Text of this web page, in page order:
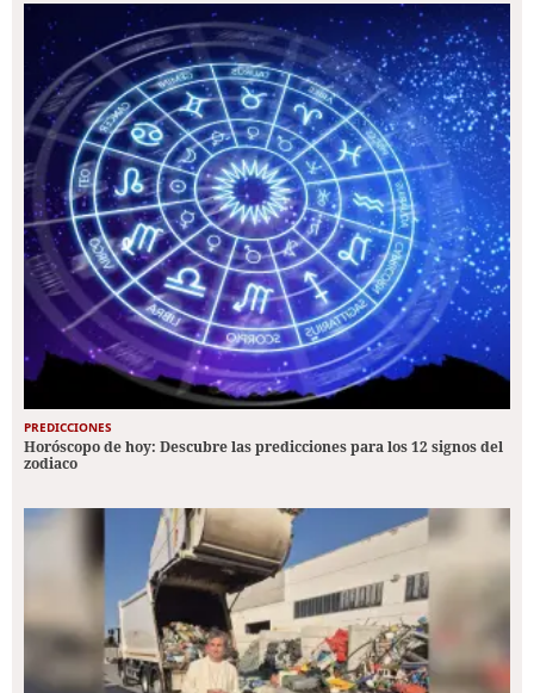
PREDICCIONES
Horóscopo de hoy: Descubre las predicciones para los 12 signos del
zodiaco